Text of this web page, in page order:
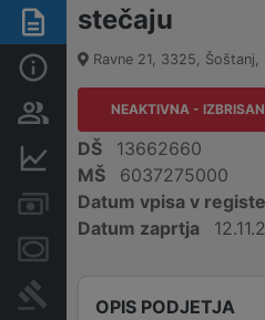
Povzetek
Osnovni podatki
Odgovorne osebe in
Finančni podatki
Računi in blokade
stečaju
Ravne 21, 3325, Šoštanj,
NEAKTIVNA -
DŠ
13662660
MŠ
6037275000
Datum vpisa v
Datum zaprtja
OPIS PODJETJA